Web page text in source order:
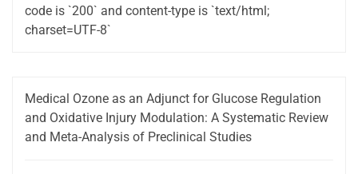
code is `200` and content-type is `text/html;
charset=UTF-8`
Medical Ozone as an Adjunct for Glucose Regulation
and Oxidative Injury Modulation: A Systematic Review
and Meta-Analysis of Preclinical Studies